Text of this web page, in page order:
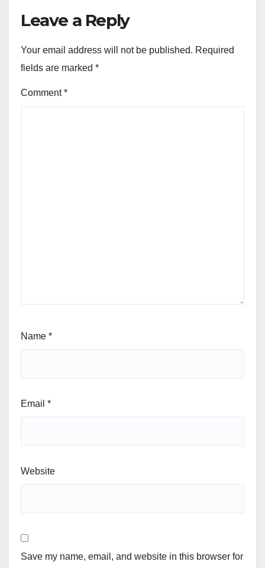
Leave a Reply
Your email address will not be published. Required
fields are marked *
Comment*
Name *
Email *
Website
Save my name, email, and website in this browser for